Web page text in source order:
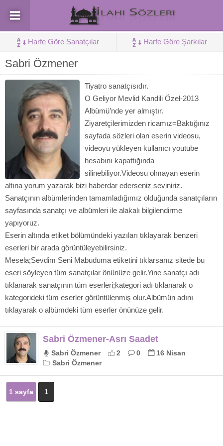
Harfe Göre Sanatçılar Harfe Göre Şarkılar
Sabri Özmener
Tiyatro sanatçısıdır.
O Geliyor Mevlid Kandili Özel-2013
Albümü’nde yer almıştır.
Ziyaretçilerimizden ricamız=Baktığınız
sayfada sözleri olan eserin videosu,
videoyu yükleyen kullanıcı youtube
hesabını kapattığında
silinebiliyor.Videosu olmayan eserin
altına yorum yazarak bizi haberdar ederseniz seviniriz.
Sanatçının albümlerinden tamamladığımız olduğunda sanatçıların
sayfasında sanatçı ve albümleri ile alakalı bilgilendirme
yapıyoruz.
Eserin altında etiket bölümündeki yazıları tıklayarak benzeri
eserleri bir arada görüntüleyebilirsiniz.
Mesela;Sevdim Seni Mabuduma etiketini tıklarsanız sitede bu
eseri söyleyen tüm sanatçılar önünüze gelir.Yine sanatçı adı
tıklanarak sanatçının tüm eserleri;kategori adı tıklanarak o
kategorideki tüm eserler görüntülenmiş olur.Albümün adını
tıklayarak o albümdeki tüm eserler önünüze gelir.
Sabri Özmener-Asrı Saadet
Sabri Özmener 2 0
16 Nisan
Sabri Özmener
1 sayfa 1